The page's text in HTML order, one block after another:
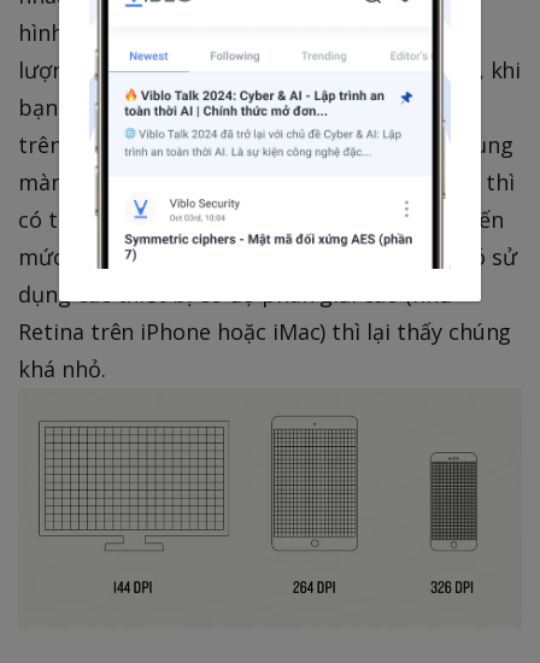
hình còn kết hợp nhiều pixel vật lý thành số
lượng các pixel ảo nhỏ hơn. Điều đó có nghĩa, khi
bạn tinh chỉnh kích thước nhìn trông rất đẹp
trên màn hình của bạn rồi, nhưng ai đó sử dụng
màn hình với độ phân giải màn hình nhỏ hơn thì
có thể thấy kích thước phần tử đó rất lớn - đến
mức không thể sử dụng nổi. Nhưng nếu ai đó sử
dụng các thiết bị có độ phân giải cao (như
Retina trên iPhone hoặc iMac) thì lại thấy chúng
khá nhỏ.